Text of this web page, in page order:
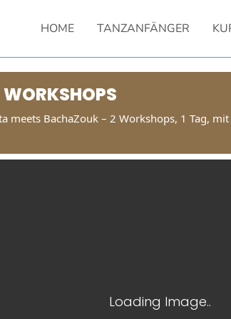
HOME TANZANFÄNGER
meets BachaZouk – 2 Workshops, 1 Tag,